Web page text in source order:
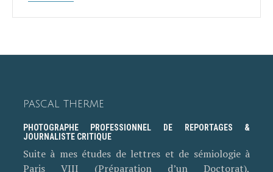
PASCAL THERME
PHOTOGRAPHE PROFESSIONNEL DE REPORTAGES &
JOURNALISTE CRITIQUE
Suite à mes études de lettres et de sémiologie à
Paris VIII (Préparation d’un Doctorat),